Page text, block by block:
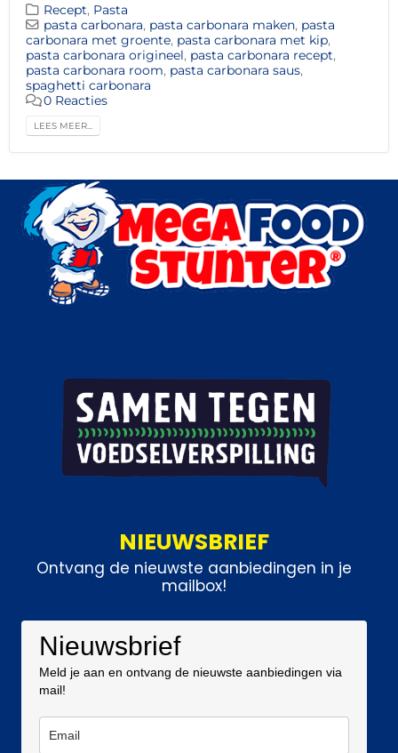
Recept, Pasta
pasta carbonara, pasta carbonara maken, pasta
carbonara met groente, pasta carbonara met kip,
pasta carbonara origineel, pasta carbonara recept,
pasta carbonara room, pasta carbonara saus,
spaghetti carbonara
0 Reacties
LEES MEER...
NIEUWSBRIEF
Ontvang de nieuwste aanbiedingen in je
mailbox!
Nieuwsbrief
Meld je aan en ontvang de nieuwste aanbiedingen via
mail!